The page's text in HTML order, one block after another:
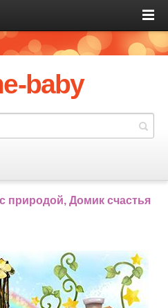
baby
природой, Домик счастья